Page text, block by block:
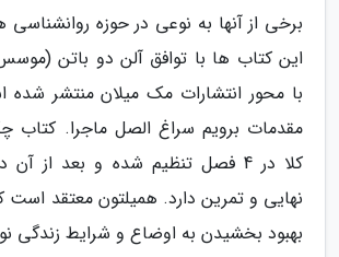
برخی از آنها به نوعی در حوزه روانشناسی
این کتاب ها با توافق آلن دو باتن
با محور انتشارات مک میلان منتشر شده
مقدمات برویم سراغ الصل ماجرا. کتاب
کلا در 4 فصل تنظیم شده و بعد از
نهایی و تمرین دارد. همیلتون معتقد است
بهبود بخشیدن به اوضاع و شرایط زندگی